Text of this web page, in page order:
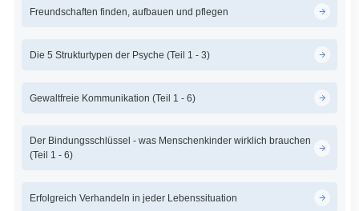
Freundschaften finden, aufbauen und pflegen
Die 5 Strukturtypen der Psyche (Teil 1 - 3)
Gewaltfreie Kommunikation (Teil 1 - 6)
Der Bindungsschlüssel - was Menschenkinder wirklich brauchen
(Teil 1 - 6)
Erfolgreich Verhandeln in jeder Lebenssituation